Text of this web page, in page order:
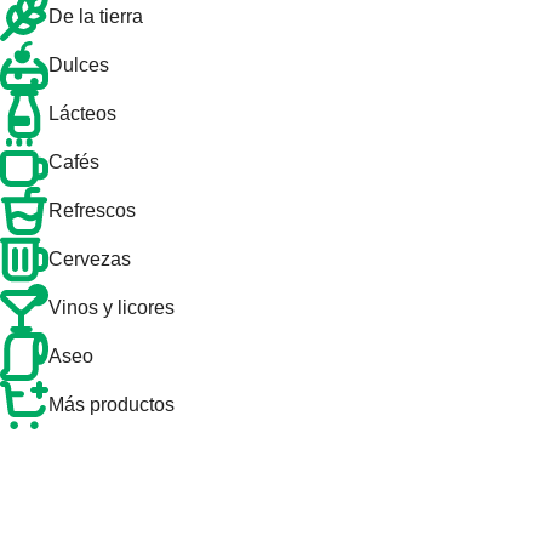
De la tierra
Dulces
Lácteos
Cafés
Refrescos
Cervezas
Vinos y licores
Aseo
Más productos